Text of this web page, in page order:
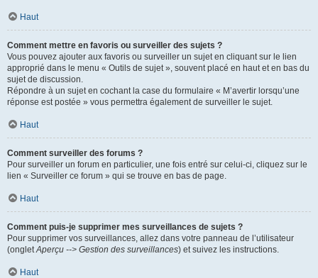
Haut
Comment mettre en favoris ou surveiller des sujets ?
Vous pouvez ajouter aux favoris ou surveiller un sujet en cliquant sur le lien
approprié dans le menu « Outils de sujet », souvent placé en haut et en bas du
sujet de discussion.
Répondre à un sujet en cochant la case du formulaire « M’avertir lorsqu’une
réponse est postée » vous permettra également de surveiller le sujet.
Haut
Comment surveiller des forums ?
Pour surveiller un forum en particulier, une fois entré sur celui-ci, cliquez sur le
lien « Surveiller ce forum » qui se trouve en bas de page.
Haut
Comment puis-je supprimer mes surveillances de sujets ?
Pour supprimer vos surveillances, allez dans votre panneau de l’utilisateur
(ongletAperçu --> Gestion des surveillances) et suivez les instructions.
Haut